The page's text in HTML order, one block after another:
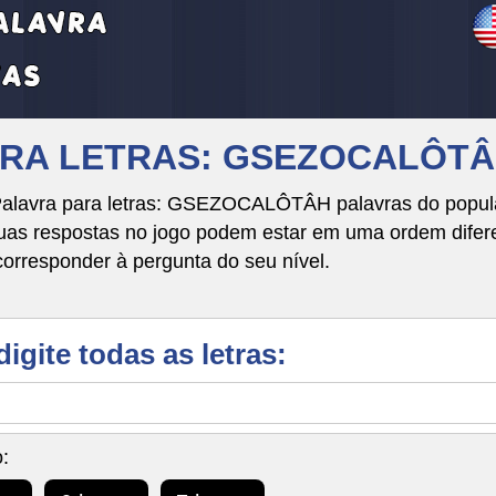
LETRAS:
para letras: GSEZOCALÔTÂH palavras do
respostas no jogo podem estar em uma ordem
à pergunta do seu nível.
todas as letras: